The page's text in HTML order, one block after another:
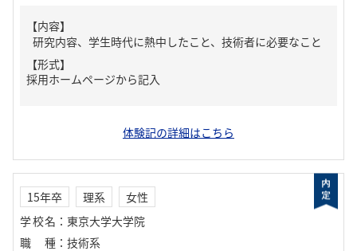
【内容】
研究内容、学生時代に熱中したこと、技術者に必要なこと
【形式】
採用ホームページから記入
体験記の詳細はこちら
15年卒 理系
女性
学校名 ： 東京大学大学院
職種 ： 技術系